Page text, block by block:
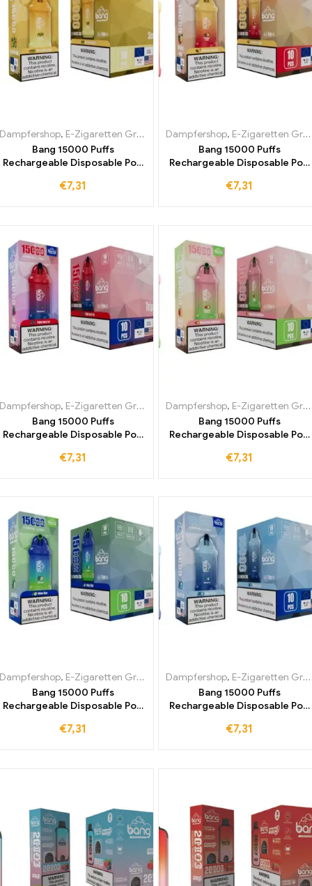
Dampfershop, E-Zigaretten Großhandel
Bang 15000 Puffs
Rechargeable Disposable Pod
Beach Ein
€7,31
Dampfershop, E-Zigaretten Großhandel
Bang 15000 Puffs
Rechargeable Disposable Pod
Strawberry Mango – Ideal für
€7,31
Dampfershop, E-Zigaretten Großhandel
Bang 15000 Puffs
Rechargeable Disposable Pod
Berry Ice – Ihr Partner für
€7,31
Dampfershop, E-Zigaretten Großhandel
Bang 15000 Puffs
Rechargeable Disposable Pod
Watermelon Bubblegum Holen
€7,31
Dampfershop, E-Zigaretten Großhandel
Bang 15000 Puffs
Rechargeable Disposable Pod
unvergessliche Momente mit
€7,31
Dampfershop, E-Zigaretten Großhandel
Bang 15000 Puffs
Rechargeable Disposable Pod
Sie 15000 Züge duty-free
€7,31